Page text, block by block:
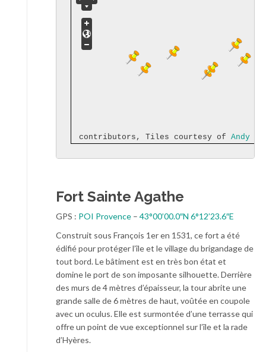
  contributors, Tiles courtesy of
Andy
Fort Sainte Agathe
GPS : POI Provence – 43°00’00.0″N 6°12’23.6″E
Construit sous François 1er en 1531, ce fort a été
édifié pour protéger l’île et le village du brigandage de
tout bord. Le bâtiment est en très bon état et
domine le port de son imposante silhouette. Derrière
des murs de 4 mètres d’épaisseur, la tour abrite une
grande salle de 6 mètres de haut, voûtée en coupole
avec un oculus. Elle est surmontée d’une terrasse qui
offre un point de vue exceptionnel sur l’île et la rade
d’Hyères.